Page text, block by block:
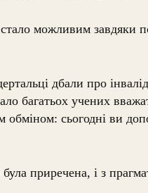
можливим завдяки
дбали про
багатьох учених
сьогодні ви
приречена, і з